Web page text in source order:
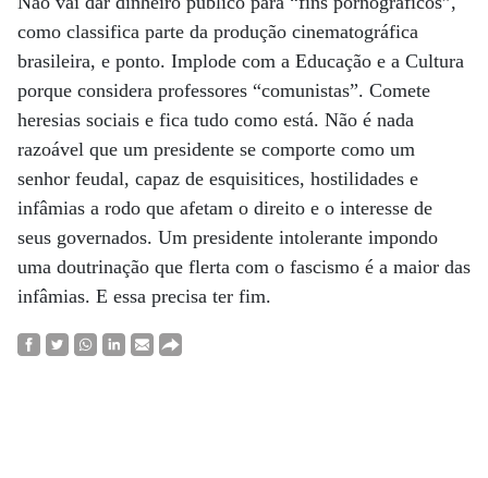
como classifica parte da produção cinematográfica
brasileira, e ponto. Implode com a Educação e a Cultura
porque considera professores “comunistas”. Comete
heresias sociais e fica tudo como está. Não é nada
razoável que um presidente se comporte como um
senhor feudal, capaz de esquisitices, hostilidades e
infâmias a rodo que afetam o direito e o interesse de
seus governados. Um presidente intolerante impondo
uma doutrinação que flerta com o fascismo é a maior das
infâmias. E essa precisa ter fim.